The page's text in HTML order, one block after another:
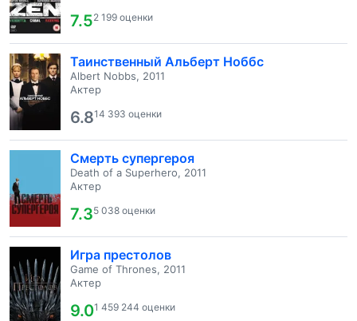
7.52 199 оценки
Таинственный Альберт Ноббс
Albert Nobbs, 2011
Актер
6.814 393 оценки
Смерть супергероя
Death of a Superhero, 2011
Актер
7.35 038 оценки
Игра престолов
Game of Thrones, 2011
Актер
9.01 459 244 оценки